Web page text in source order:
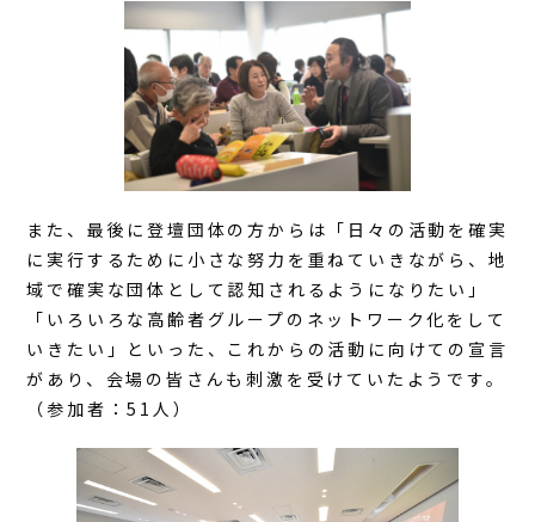
また、最後に登壇団体の方からは「日々の活動を確実
に実行するために小さな努力を重ねていきながら、地
域で確実な団体として認知される ようになりたい」
「いろいろな高齢者グループのネットワーク化をして
いきた い」といった、これからの活動に向けての宣言
があり、会場の皆さんも刺激を受けていたようです。
（参加者：51人）